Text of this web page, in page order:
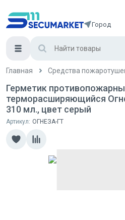
Город
Главная Средства
Герметик
терморасширяющийся
310 мл., цвет серый
Артикул: ОГНЕЗА-ГТ